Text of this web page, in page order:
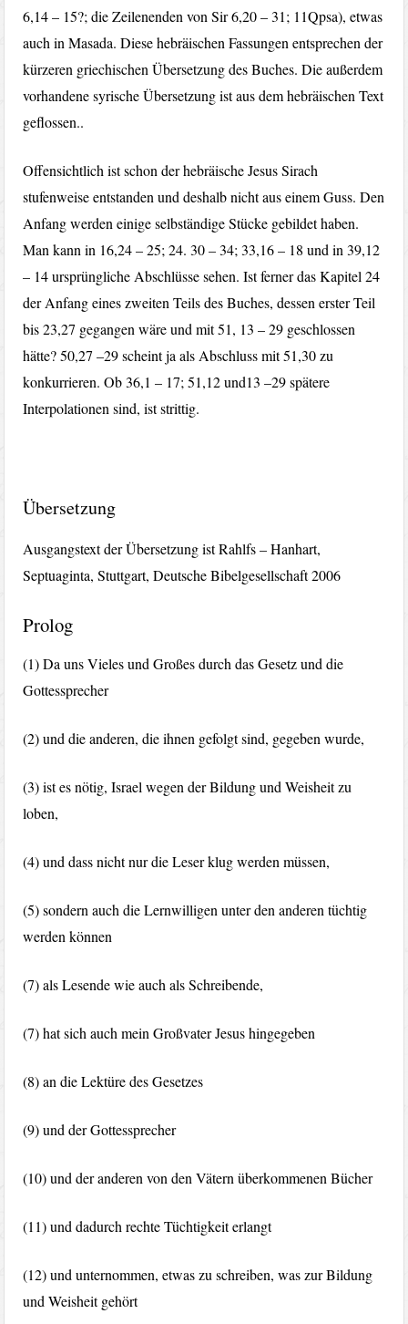
6,14 – 15?; die Zeilenenden von Sir 6,20 – 31; 11Qpsa), etwas
auch in Masada. Diese hebräischen Fassungen entsprechen der
kürzeren griechischen Übersetzung des Buches. Die außerdem
vorhandene syrische Übersetzung ist aus dem hebräischen Text
geflossen..
Offensichtlich ist schon der hebräische Jesus Sirach
stufenweise entstanden und deshalb nicht aus einem Guss. Den
Anfang werden einige selbständige Stücke gebildet haben.
Man kann in 16,24 – 25; 24. 30 – 34; 33,16 – 18 und in 39,12
– 14 ursprüngliche Abschlüsse sehen. Ist ferner das Kapitel 24
der Anfang eines zweiten Teils des Buches, dessen erster Teil
bis 23,27 gegangen wäre und mit 51, 13 – 29 geschlossen
hätte? 50,27 –29 scheint ja als Abschluss mit 51,30 zu
konkurrieren. Ob 36,1 – 17; 51,12 und13 –29 spätere
Interpolationen sind, ist strittig.
Übersetzung
Ausgangstext der Übersetzung ist Rahlfs – Hanhart,
Septuaginta, Stuttgart, Deutsche Bibelgesellschaft 2006
Prolog
(1) Da uns Vieles und Großes durch das Gesetz und die
Gottessprecher
(2) und die anderen, die ihnen gefolgt sind, gegeben wurde,
(3) ist es nötig, Israel wegen der Bildung und Weisheit zu
loben,
(4) und dass nicht nur die Leser klug werden müssen,
(5) sondern auch die Lernwilligen unter den anderen tüchtig
werden können
(7) als Lesende wie auch als Schreibende,
(7) hat sich auch mein Großvater Jesus hingegeben
(8) an die Lektüre des Gesetzes
(9) und der Gottessprecher
(10) und der anderen von den Vätern überkommenen Bücher
(11) und dadurch rechte Tüchtigkeit erlangt
(12) und unternommen, etwas zu schreiben, was zur Bildung
und Weisheit gehört